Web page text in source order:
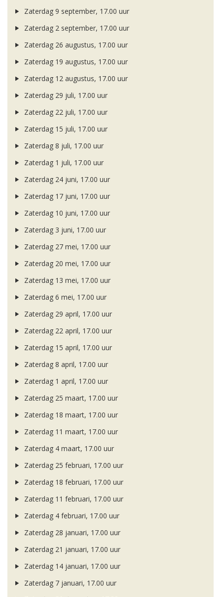
Zaterdag 9 september, 17.00 uur
Zaterdag 2 september, 17.00 uur
Zaterdag 26 augustus, 17.00 uur
Zaterdag 19 augustus, 17.00 uur
Zaterdag 12 augustus, 17.00 uur
Zaterdag 29 juli, 17.00 uur
Zaterdag 22 juli, 17.00 uur
Zaterdag 15 juli, 17.00 uur
Zaterdag 8 juli, 17.00 uur
Zaterdag 1 juli, 17.00 uur
Zaterdag 24 juni, 17.00 uur
Zaterdag 17 juni, 17.00 uur
Zaterdag 10 juni, 17.00 uur
Zaterdag 3 juni, 17.00 uur
Zaterdag 27 mei, 17.00 uur
Zaterdag 20 mei, 17.00 uur
Zaterdag 13 mei, 17.00 uur
Zaterdag 6 mei, 17.00 uur
Zaterdag 29 april, 17.00 uur
Zaterdag 22 april, 17.00 uur
Zaterdag 15 april, 17.00 uur
Zaterdag 8 april, 17.00 uur
Zaterdag 1 april, 17.00 uur
Zaterdag 25 maart, 17.00 uur
Zaterdag 18 maart, 17.00 uur
Zaterdag 11 maart, 17.00 uur
Zaterdag 4 maart, 17.00 uur
Zaterdag 25 februari, 17.00 uur
Zaterdag 18 februari, 17.00 uur
Zaterdag 11 februari, 17.00 uur
Zaterdag 4 februari, 17.00 uur
Zaterdag 28 januari, 17.00 uur
Zaterdag 21 januari, 17.00 uur
Zaterdag 14 januari, 17.00 uur
Zaterdag 7 januari, 17.00 uur